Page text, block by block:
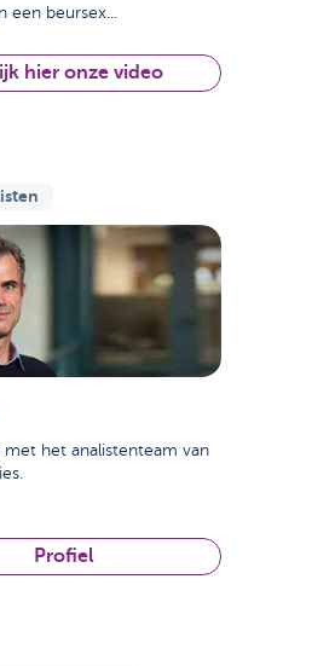
een beursex...
hier onze video
met het analistenteam van
Profiel